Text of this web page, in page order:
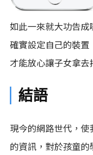
如此一來就大功告成
確實設定自己的裝置
才能放心讓子女拿去
結語
現今的網路世代，
的資訊，對於孩童